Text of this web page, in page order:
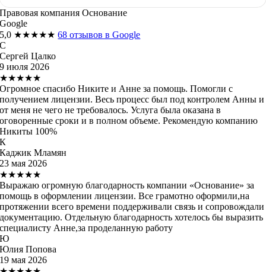
Правовая компания Основание
Google
5,0 ★★★★★68 отзывов в Google
С
Сергей Цалко
9 июля 2026
★★★★★
Огромное спасибо Никите и Анне за помощь. Помогли с
получением лицензии. Весь процесс был под контролем Анны и
от меня не чего не требовалось. Услуга была оказана в
оговоренные сроки и в полном объеме. Рекомендую компанию
Никиты 100%
К
Каджик Мламян
23 мая 2026
★★★★★
Выражаю огромную благодарность компании «Основание» за
помощь в оформлении лицензии. Все грамотно оформили,на
протяжении всего времени поддерживали связь и сопровождали
документацию. Отдельную благодарность хотелось бы выразить
специалисту Анне,за проделанную работу
Ю
Юлия Попова
19 мая 2026